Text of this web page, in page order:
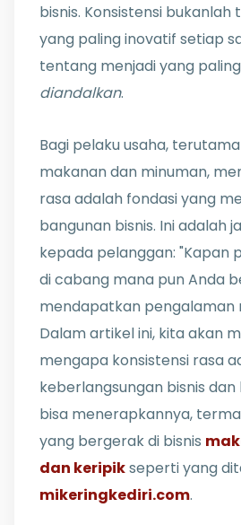
bisnis. Konsistensi
yang paling inovatif setiap
tentang menjadi yang paling
diandalkan.
Bagi pelaku usaha,
makanan dan minuman,
rasa adalah fondasi yang
bangunan bisnis. Ini adalah
kepada pelanggan: "Kapan
di cabang mana pun Anda
mendapatkan pengalaman
Dalam artikel ini, kita akan
mengapa konsistensi rasa
keberlangsungan bisnis
bisa menerapkannya,
yang bergerak di bisnis
dan keripikseperti yang
mikeringkediri.com.